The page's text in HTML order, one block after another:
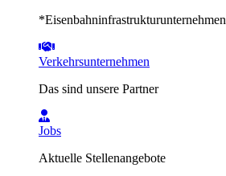
*Eisenbahninfrastrukturunternehmen
Verkehrsunternehmen
Das sind unsere Partner
Jobs
Aktuelle Stellenangebote